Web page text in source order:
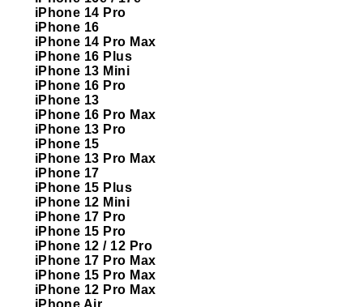
iPhone 14 Pro
iPhone 16
iPhone 14 Pro Max
iPhone 16 Plus
iPhone 13 Mini
iPhone 16 Pro
iPhone 13
iPhone 16 Pro Max
iPhone 13 Pro
iPhone 15
iPhone 13 Pro Max
iPhone 17
iPhone 15 Plus
iPhone 12 Mini
iPhone 17 Pro
iPhone 15 Pro
iPhone 12 / 12 Pro
iPhone 17 Pro Max
iPhone 15 Pro Max
iPhone 12 Pro Max
iPhone Air